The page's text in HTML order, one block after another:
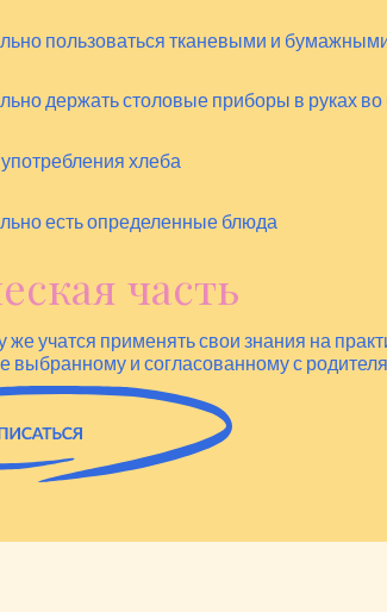
пользоваться тканевыми и
держать столовые приборы в руках
хлеба
есть определенные блюда
часть
же учатся применять свои знания на
выбранному и согласованному с